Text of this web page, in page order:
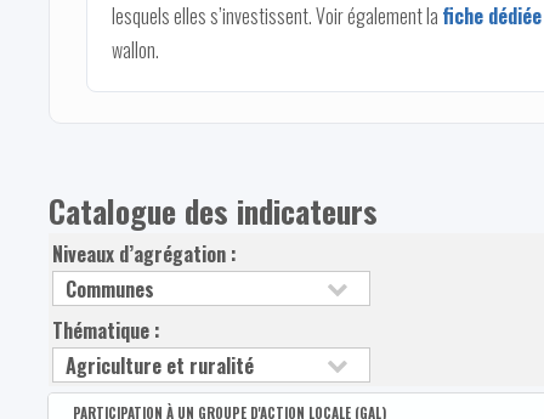
lesquels elles s’investissent. Voir également la fiche dédiée
wallon.
Catalogue des indicateurs
Niveaux d’agrégation :
Thématique :
PARTICIPATION À UN GROUPE D'ACTION LOCALE (GAL)